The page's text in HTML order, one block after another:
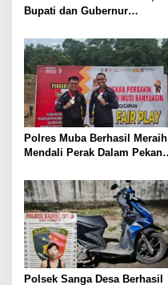
Bupati dan Gubernur
tronton Batu Bara Lahat ,
Jakarta Lewat Muba
Polres Muba Berhasil Meraih
Mendali Perak Dalam Pekan
ke-XV Sumatera Selatan
Tahun 2025
Polsek Sanga Desa Berhasil